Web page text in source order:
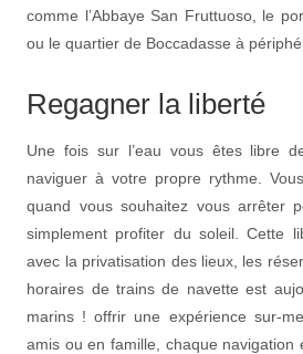
comme l’Abbaye San Fruttuoso, le
ou le quartier de Boccadasse à
Regagner la liberté
Une fois sur l’eau vous êtes libre
naviguer à votre propre rythme.
quand vous souhaitez vous arrêter
simplement profiter du soleil. Cette
avec la privatisation des lieux, les
horaires de trains de navette est
marins ! offrir une expérience sur-
amis ou en famille, chaque navigation